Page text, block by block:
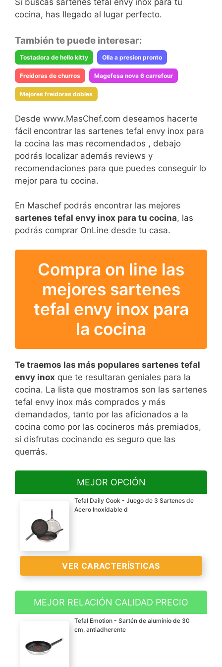
Si buscas sartenes tefal envy inox para tu
cocina, has llegado al lugar perfecto.
También te puede interesar:
Tostadora de hello kitty Olla a presion pronto
Freidoras de churros Magefesa nova 6 carrefour
Mejores freidoras dobles
Desde www.MasChef.com deseamos hacerte
fácil encontrar las sartenes tefal envy inox para
la cocina las mas recomendados , debajo
podrás localizar además reviews y
recomendaciones para que puedes conseguir lo
mejor para tu cocina.
En Maschef podrás encontrar las mejores
sartenes tefal envy inox para tu cocina, las
podrás comprar OnLine desde tu casa.
Compra on line las
mejores sartenes
tefal envy inox para
la cocina
Te traemos las más populares sartenes tefal
envy inox que te resultaran geniales para la
cocina. La lista que mostramos son las sartenes
tefal envy inox más comprados y más
demandados, tanto por las aficionados a la
cocina como por las cocineros más premiados,
si disfrutas cocinando es seguro que las
querrás.
MEJOR OPCIÓN
Tefal Daily Cook - Juego de 3 Sartenes de
Acero Inoxidable d
VER CARACTERÍSTICAS
Juego de 3 sartenes de
20, 24 y 26 cm de
diámetro en el borde
exterior ( diámetro base
MEJOR RELACIÓN CALIDAD PRECIO
Tefal Emotion - Sartén de aluminio de 30
cm, antiadherente